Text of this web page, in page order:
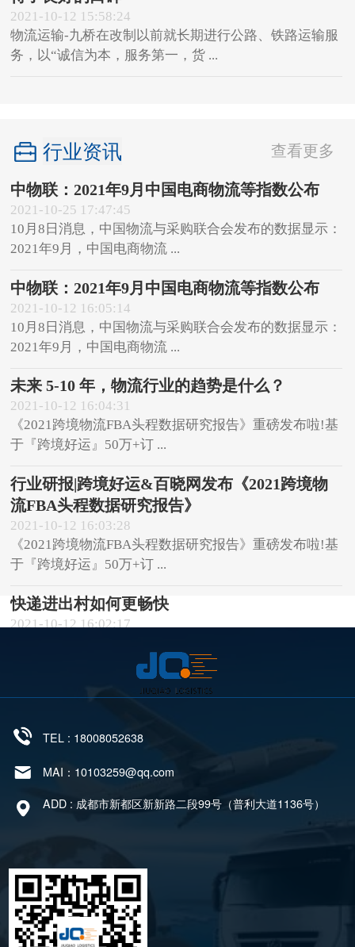
2021-10-12 15:58:24
物流运输-九桥在改制以前就长期进行公路、铁路运输服
务，以“诚信为本，服务第一，货 ...
查看更多
行业资讯
中物联：2021年9月中国电商物流等指数公布
2021-10-25 17:47:45
10月8日消息，中国物流与采购联合会发布的数据显示：
2021年9月，中国电商物流 ...
中物联：2021年9月中国电商物流等指数公布
2021-10-12 16:05:14
10月8日消息，中国物流与采购联合会发布的数据显示：
2021年9月，中国电商物流 ...
未来 5-10 年，物流行业的趋势是什么？
2021-10-12 16:04:31
《2021跨境物流FBA头程数据研究报告》重磅发布啦!基
于『跨境好运』50万+订 ...
行业研报|跨境好运&百晓网发布《2021跨境物
流FBA头程数据研究报告》
2021-10-12 16:03:28
《2021跨境物流FBA头程数据研究报告》重磅发布啦!基
于『跨境好运』50万+订 ...
快递进出村如何更畅快
2021-10-12 16:02:17
以“诚信为本，服务第一， ...
TEL : 18008052638
MAI：10103259@qq.com
ADD : 成都市新都区新新路二段99号（普利大道1136号）